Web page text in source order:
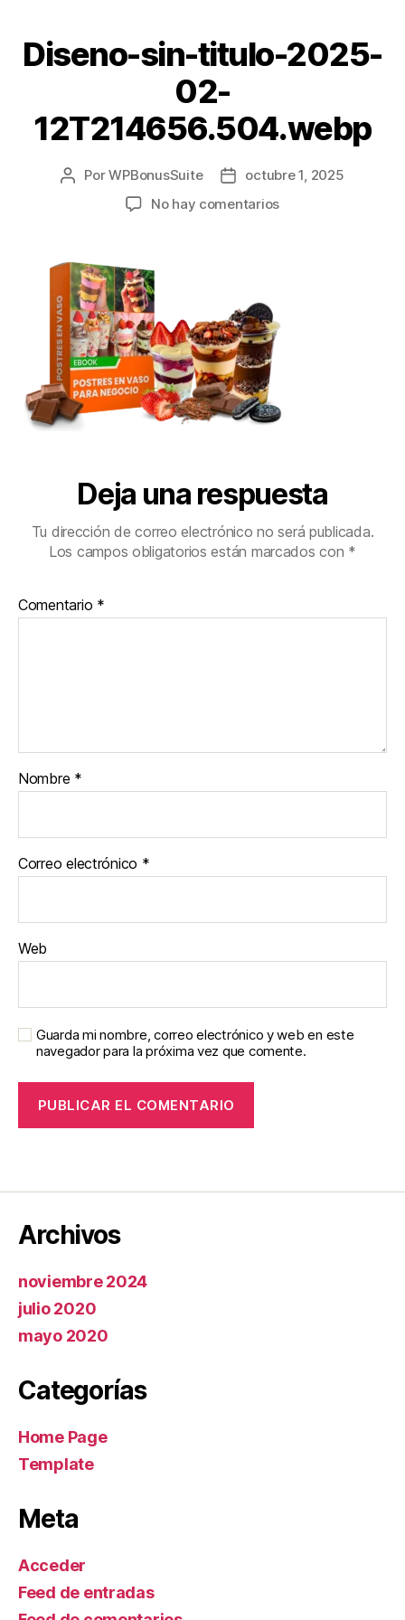
Diseno-sin-titulo-2025-
02-
12T214656.504.webp
PorWPBonusSuite
octubre 1, 2025
No hay comentarios
Deja una respuesta
Tu dirección de correo electrónico no será publicada.
Los campos obligatorios están marcados con *
Comentario *
Nombre *
Correo electrónico *
Web
Guarda mi nombre, correo electrónico y web en este
navegador para la próxima vez que comente.
Archivos
noviembre 2024
julio 2020
mayo 2020
Categorías
Home Page
Template
Meta
Acceder
Feed de entradas